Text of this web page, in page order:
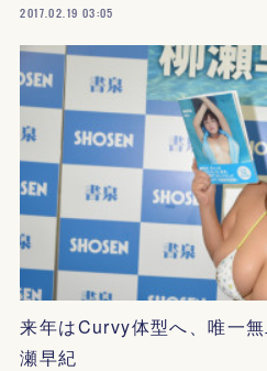
2017.02.19 03:05
来年はCurvy体型へ、唯一
瀬早紀